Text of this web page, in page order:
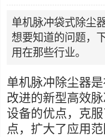
单机脉冲袋式除尘
想要知道的问题，
用在那些行业。
单机脉冲除尘器
改进的新型高效
设备的优点，克
点，扩大了应用